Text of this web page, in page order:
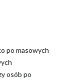
po masowych
osób po